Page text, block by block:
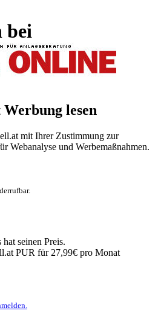
bei
lesen
mit Ihrer Zustimmung zur
Webanalyse und Werbemaßnahmen.
seinen Preis.
PUR für 27,99€ pro Monat